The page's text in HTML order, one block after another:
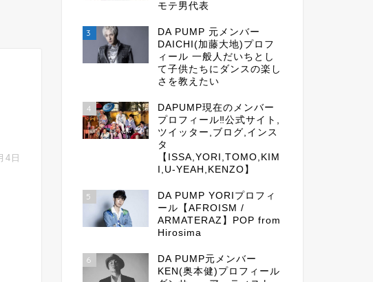
4日
モテ男代表
3
DA PUMP 元メンバー
DAICHI(加藤大地)プロフ
ィール 一般人だいちとし
て子供たちにダンスの楽し
さを教えたい
4
DAPUMP現在のメンバー
プロフィール‼公式サイト,
ツイッター,ブログ,インス
タ
【ISSA,YORI,TOMO,KIM
I,U-YEAH,KENZO】
5
DA PUMP YORIプロフィ
ール【AFROISM /
ARMATERAZ】POP from
Hirosima
6
DA PUMP元メンバー
KEN(奥本健)プロフィール